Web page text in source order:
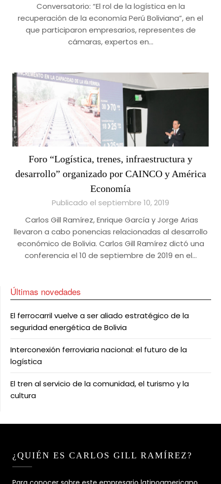
Conversatorio: “El rol de la logística en la
recuperación de la economía Perú Boliviana”, en el
que participaron empresarios, representes de
cámaras, expertos en…
Foro “Logística, trenes, infraestructura y
desarrollo” organizado por CAINCO y América
Economía
Publicado el septiembre 10, 2019
Carlos Gill Ramírez, Enrique García y Jorge Arias
llevaron a cabo ponencias relacionadas al desarrollo
económico de Bolivia. Carlos Gill Ramírez dictó una
conferencia el 10 de septiembre de 2019 en el…
Últimas novedades
El ferrocarril vuelve a ser aliado estratégico de la
seguridad energética de Bolivia
Interconexión ferroviaria nacional: el futuro de la
logística
El tren al servicio de la comunidad, el turismo y la
cultura
¿QUIÉN ES CARLOS GILL RAMÍREZ?